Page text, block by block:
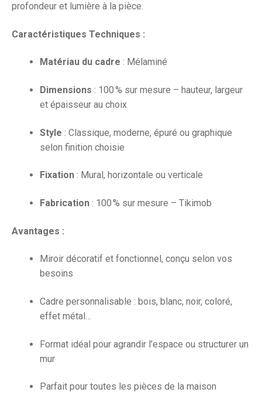
profondeur et lumière à la pièce.
Caractéristiques Techniques :
Matériau du cadre : Mélaminé
Dimensions : 100 % sur mesure – hauteur, largeur
et épaisseur au choix
Style : Classique, moderne, épuré ou graphique
selon finition choisie
Fixation : Mural, horizontale ou verticale
Fabrication : 100 % sur mesure – Tikimob
Avantages :
Miroir décoratif et fonctionnel, conçu selon vos
besoins
Cadre personnalisable : bois, blanc, noir, coloré,
effet métal…
Format idéal pour agrandir l’espace ou structurer un
mur
Parfait pour toutes les pièces de la maison